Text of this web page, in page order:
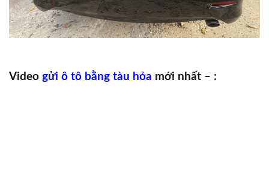
Video gửi ô tô bằng tàu hỏa mới nhất – :